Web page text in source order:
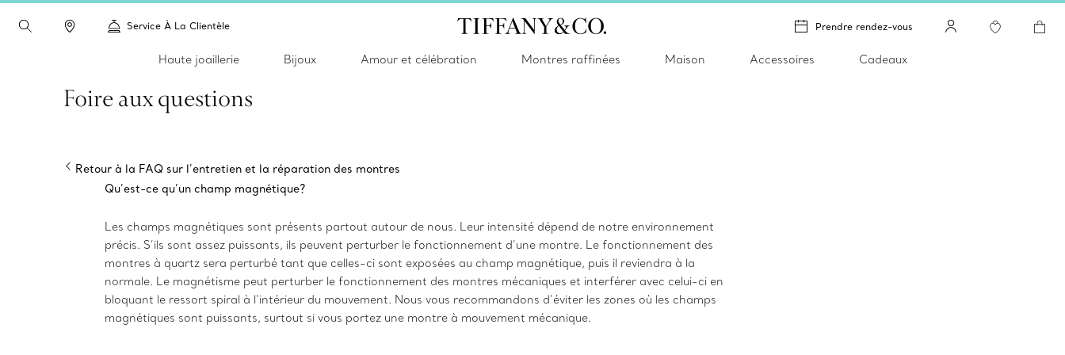
Service À La Clientèle Prendre rendez-vous
Haute joaillerie Bijoux Amour et célébration Montres raffinées Maison Accessoires Cadeaux
Foire aux questions
Retour à la FAQ sur l’entretien et la réparation des montres
Qu’est-ce qu’un champ magnétique?
Les champs magnétiques sont présents partout autour de nous. Leur intensité dépend de notre environnement
précis. S’ils sont assez puissants, ils peuvent perturber le fonctionnement d’une montre. Le fonctionnement des
montres à quartz sera perturbé tant que celles-ci sont exposées au champ magnétique, puis il reviendra à la
normale. Le magnétisme peut perturber le fonctionnement des montres mécaniques et interférer avec celui-ci en
bloquant le ressort spiral à l’intérieur du mouvement. Nous vous recommandons d’éviter les zones où les champs
magnétiques sont puissants, surtout si vous portez une montre à mouvement mécanique.